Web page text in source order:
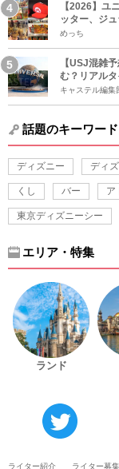
【2026】ユ
ッター、ジ
めっち
【USJ混雑
む？リアル
キャステル編集
話題のキーワード
ディズニー ディ
くし バー ア
東京ディズニーシー
エリア・特集
ランド
ライター紹介 ライター募集